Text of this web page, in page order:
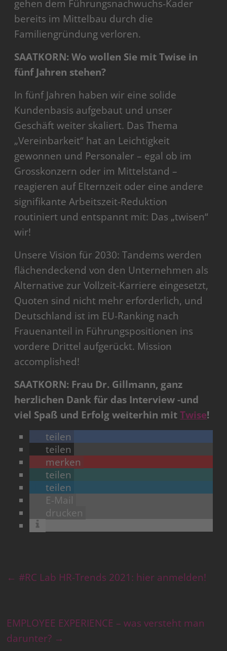
gehen dem Führungsnachwuchs-Kader
bereits im Mittelbau durch die
Familiengründung verloren.
SAATKORN: Wo wollen Sie mit Twise in
fünf Jahren stehen?
In fünf Jahren haben wir eine solide
Kundenbasis aufgebaut und unser
Geschäft weiter skaliert. Das Thema
„Vereinbarkeit“ hat an Leichtigkeit
gewonnen und Personaler – egal ob im
Grosskonzern oder im Mittelstand –
reagieren auf Elternzeit oder eine andere
signifikante Arbeitszeit-Reduktion
routiniert und entspannt mit: Das „twisen“
wir!
Unsere Vision für 2030: Tandems werden
flächendeckend von den Unternehmen als
Alternative zur Vollzeit-Karriere eingesetzt,
Quoten sind nicht mehr erforderlich, und
Deutschland ist im EU-Ranking nach
Frauenanteil in Führungspositionen ins
vordere Drittel aufgerückt. Mission
accomplished!
SAATKORN: Frau Dr. Gillmann, ganz
herzlichen Dank für das Interview -und
viel Spaß und Erfolg weiterhin mitTwise!
teilen
teilen
merken
teilen
teilen
E-Mail
drucken
← #RC Lab HR-Trends 2021: hier anmelden!
EMPLOYEE EXPERIENCE – was versteht man
darunter? →